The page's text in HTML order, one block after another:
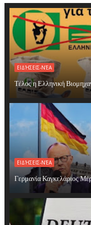
ΕΙΔΉΣΕΙΣ-ΝΈΑ
Τέλος η Ελληνική
ΕΙΔΉΣΕΙΣ-ΝΈΑ
Γερμανία Καγκελάριος